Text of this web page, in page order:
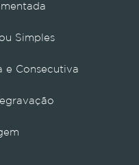
Simples
e Consecutiva